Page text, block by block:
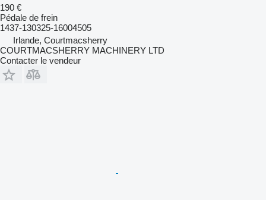
190 €
Pédale de frein
1437-130325-16004505
Irlande, Courtmacsherry
COURTMACSHERRY MACHINERY LTD
Contacter le vendeur